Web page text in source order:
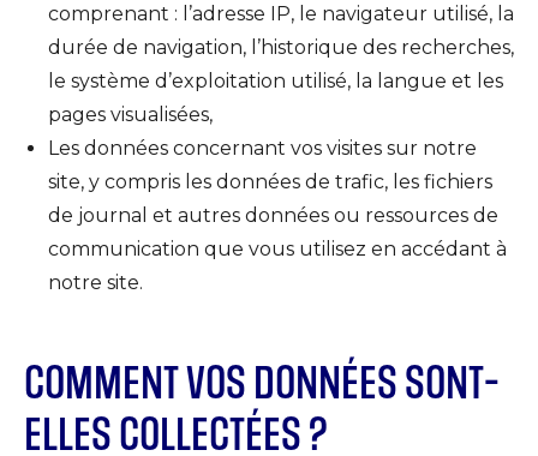
comprenant : l’adresse IP, le navigateur utilisé, la
durée de navigation, l’historique des recherches,
le système d’exploitation utilisé, la langue et les
pages visualisées,
Les données concernant vos visites sur notre
site, y compris les données de trafic, les fichiers
de journal et autres données ou ressources de
communication que vous utilisez en accédant à
notre site.
COMMENT VOS DONNÉES SONT-
ELLES COLLECTÉES ?